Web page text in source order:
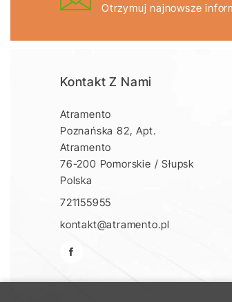
Otrzymuj najnowsze
Kontakt Z Nami
Atramento
Poznańska 82, Apt.
Atramento
76-200 Pomorskie / Słupsk
Polska
721155955
kontakt@atramento.pl